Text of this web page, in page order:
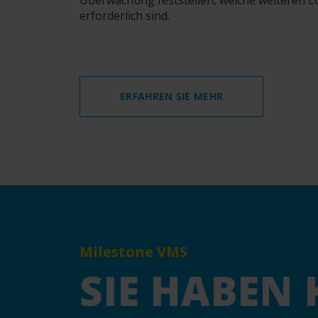
erforderlich sind.
ERFAHREN SIE MEHR
Milestone VMS
SIE HABEN